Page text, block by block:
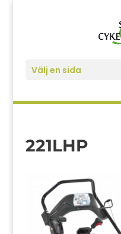
Välj en sida
221LHP